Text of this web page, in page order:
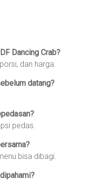
Dancing Crab?
dan harga.
datang?
pedas.
bisa dibagi.